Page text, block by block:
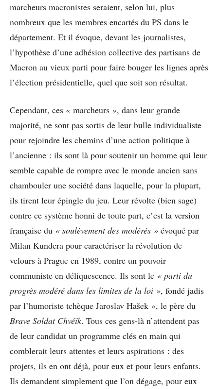
marcheurs macronistes seraient, selon lui, plus
nombreux que les membres encartés du PS dans le
département. Et il évoque, devant les journalistes,
l’hypothèse d’une adhésion collective des partisans de
Macron au vieux parti pour faire bouger les lignes après
l’élection présidentielle, quel que soit son résultat.
Cependant, ces « marcheurs », dans leur grande
majorité, ne sont pas sortis de leur bulle individualiste
pour rejoindre les chemins d’une action politique à
l’ancienne : ils sont là pour soutenir un homme qui leur
semble capable de rompre avec le monde ancien sans
chambouler une société dans laquelle, pour la plupart,
ils tirent leur épingle du jeu. Leur révolte (bien sage)
contre ce système honni de toute part, c’est la version
française du « soulèvement des modérés » évoqué par
Milan Kundera pour caractériser la révolution de
velours à Prague en 1989, contre un pouvoir
communiste en déliquescence. Ils sont le « parti du
progrès modéré dans les limites de la loi », fondé jadis
par l’humoriste tchèque Jaroslav Hašek », le père du
Brave Soldat Chvéïk. Tous ces gens-là n’attendent pas
de leur candidat un programme clés en main qui
comblerait leurs attentes et leurs aspirations : des
projets, ils en ont déjà, pour eux et pour leurs enfants.
Ils demandent simplement que l’on dégage, pour eux